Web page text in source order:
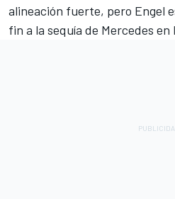
alineación fuerte, pero Engel
fin a la sequía de Mercedes